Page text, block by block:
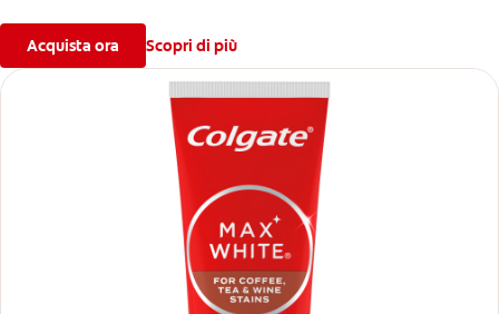
Acquista ora Scopri di più